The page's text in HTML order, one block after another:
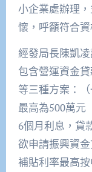
小企業處辦理
懷，呼籲符合
經發局長陳凱
包含營運資金
等三種方案：
最高為500萬元
6個月利息，貸
欲申請振興資
補貼利率最高